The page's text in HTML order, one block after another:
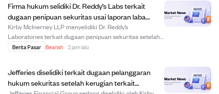
pengurangan pendapa...
Firma hukum selidiki Dr. Reddy’s Labs terkait
dugaan penipuan sekuritas usai laporan laba
mengecewakan.
Kirby McInerney LLP menyelidiki Dr. Reddy’s
Laboratories terkait dugaan penipuan sekuritas setelah
laporan laba kuartal pertama 2027 yang menunjukkan
Berita Pasar Bearish · 2 jam lalu
Jefferies diselidiki terkait dugaan pelanggaran
hukum sekuritas setelah kerugian terkait